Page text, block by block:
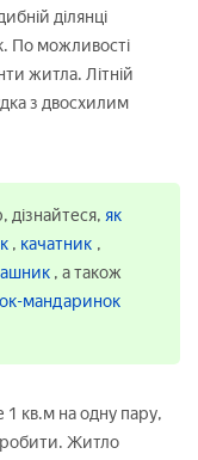
ділянці
По можливості
житла. Літній
з двосхилим
як
, качатник ,
, а також
мандаринок
кв.м на одну пару,
робити. Житло